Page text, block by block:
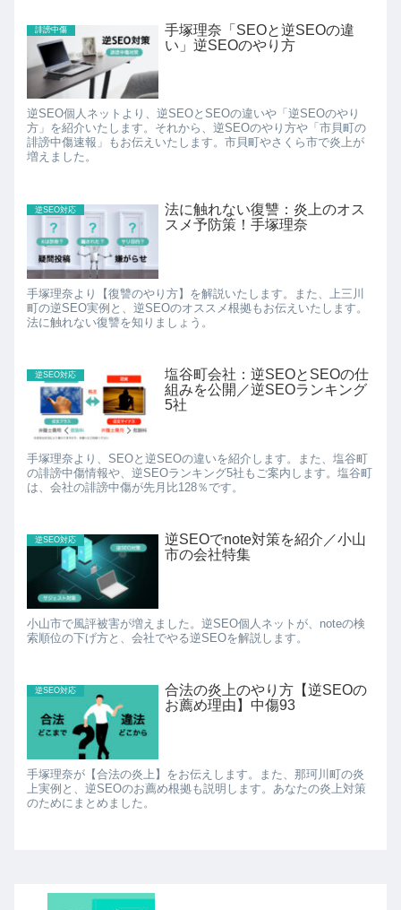
誹謗中傷
手塚理奈「SEOと逆SEOの違
い」逆SEOのやり方
逆SEO個人ネットより、逆SEOとSEOの違いや「逆SEOのやり
方」を紹介いたします。それから、逆SEOのやり方や「市貝町の
誹謗中傷速報」もお伝えいたします。市貝町やさくら市で炎上が
増えました。
逆SEO対応
法に触れない復讐：炎上のオス
スメ予防策！手塚理奈
手塚理奈より【復讐のやり方】を解説いたします。また、上三川
町の逆SEO実例と、逆SEOのオススメ根拠もお伝えいたします。
法に触れない復讐を知りましょう。
逆SEO対応
塩谷町会社：逆SEOとSEOの仕
組みを公開／逆SEOランキング
5社
手塚理奈より、SEOと逆SEOの違いを紹介します。また、塩谷町
の誹謗中傷情報や、逆SEOランキング5社もご案内します。塩谷町
は、会社の誹謗中傷が先月比128％です。
逆SEO対応
逆SEOでnote対策を紹介／小山
市の会社特集
小山市で風評被害が増えました。逆SEO個人ネットが、noteの検
索順位の下げ方と、会社でやる逆SEOを解説します。
逆SEO対応
合法の炎上のやり方【逆SEOの
お薦め理由】中傷93
手塚理奈が【合法の炎上】をお伝えします。また、那珂川町の炎
上実例と、逆SEOのお薦め根拠も説明します。あなたの炎上対策
のためにまとめました。